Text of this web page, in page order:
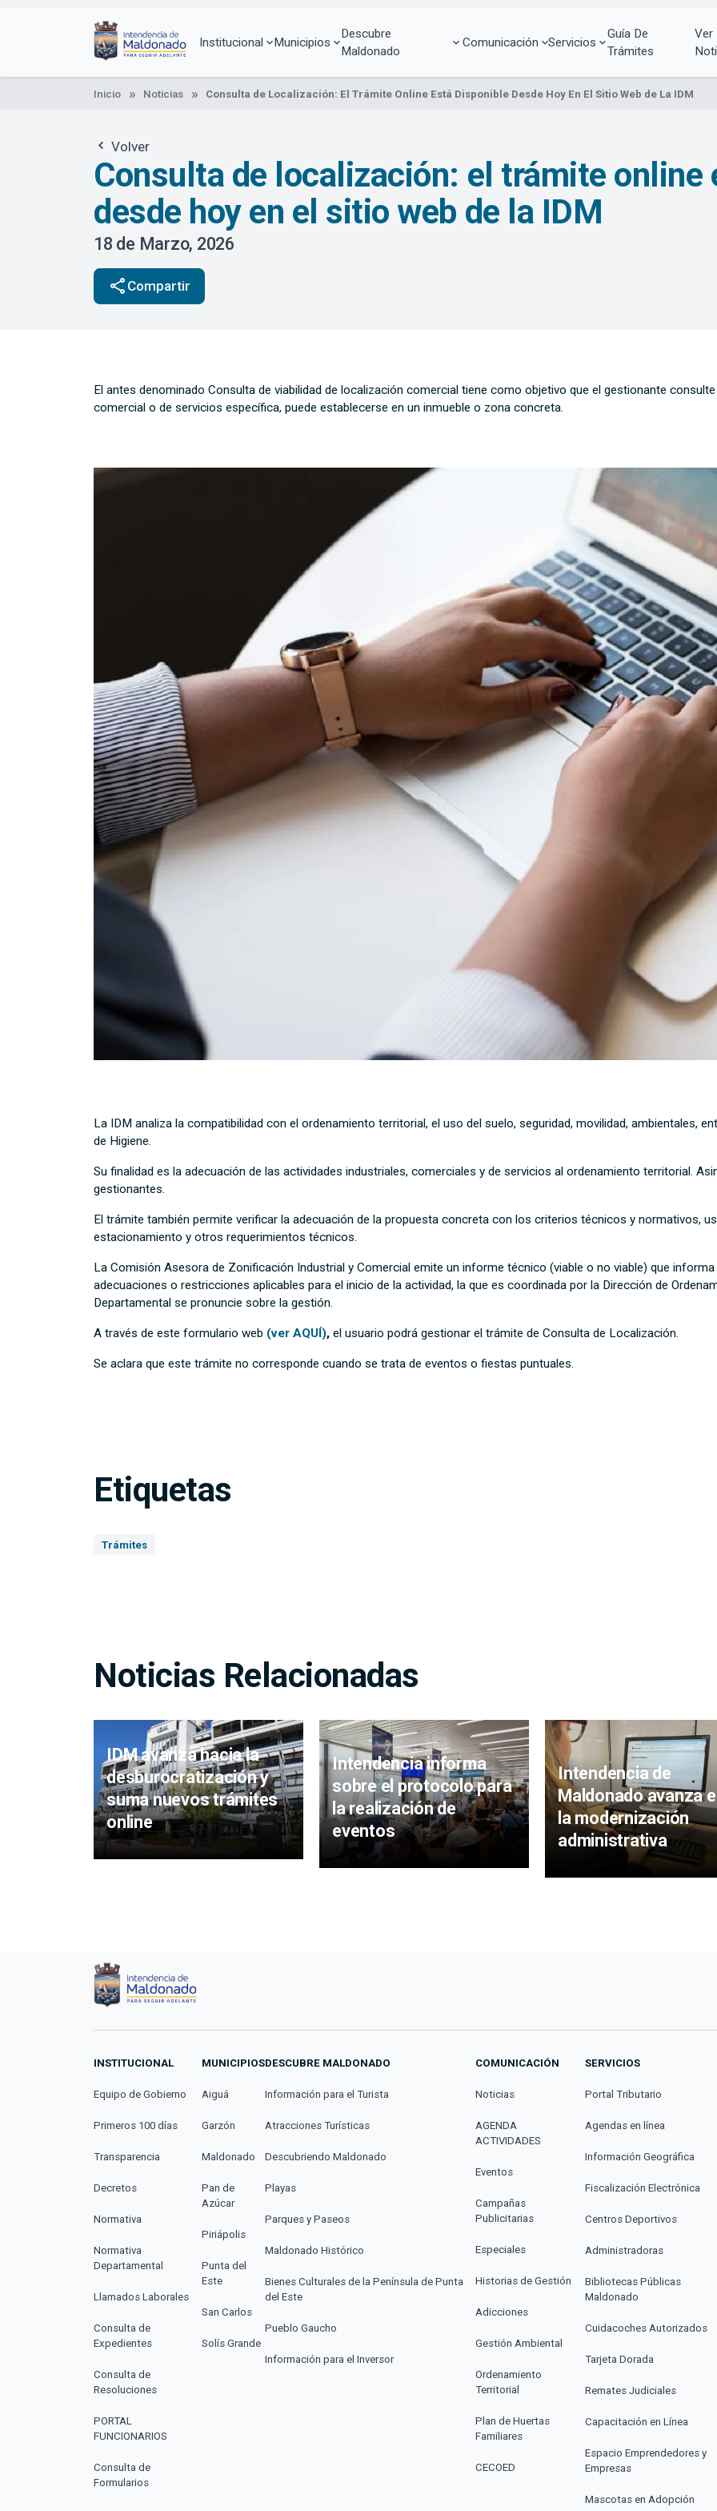
Institucional Municipios
Descubre
Maldonado
Comunicación Servicios
Guía De
Trámites
Ver
Inicio Noticias Consulta de Localización: El Trámite Online Está Disponible Desde Hoy En El Sitio Web de La IDM
Volver
Consulta de localización: el trámite online
desde hoy en el sitio web de la IDM
18 de Marzo, 2026
share Compartir
El antes denominado Consulta de viabilidad de localización comercial tiene como objetivo que el gestionante
comercial o de servicios específica, puede establecerse en un inmueble o zona concreta.
La IDM analiza la compatibilidad con el ordenamiento territorial, el uso del suelo, seguridad, movilidad, ambientales,
de Higiene.
Su finalidad es la adecuación de las actividades industriales, comerciales y de servicios al ordenamiento territorial.
gestionantes.
El trámite también permite verificar la adecuación de la propuesta concreta con los criterios técnicos y normativos,
estacionamiento y otros requerimientos técnicos.
La Comisión Asesora de Zonificación Industrial y Comercial emite un informe técnico (viable o no viable) que
adecuaciones o restricciones aplicables para el inicio de la actividad, la que es coordinada por la Dirección de
Departamental se pronuncie sobre la gestión.
A través de este formulario web (ver AQUÍ), el usuario podrá gestionar el trámite de Consulta de Localización.
Se aclara que este trámite no corresponde cuando se trata de eventos o fiestas puntuales.
Etiquetas
Trámites
Noticias Relacionadas
IDM avanza hacia la
desburocratización y
suma nuevos trámites
online
Intendencia informa
sobre el protocolo para
la realización de
eventos
Intendencia de
Maldonado avanza
la modernización
administrativa
INSTITUCIONAL
Equipo de Gobierno
Primeros 100 días
Transparencia
Decretos
Normativa
Normativa
Departamental
Llamados Laborales
Consulta de
Expedientes
Consulta de
Resoluciones
PORTAL
FUNCIONARIOS
Consulta de
Formularios
MUNICIPIOS
Aiguá
Garzón
Maldonado
Pan de
Azúcar
Piriápolis
Punta del
Este
San Carlos
Solís Grande
DESCUBRE MALDONADO
Información para el Turista
Atracciones Turísticas
Descubriendo Maldonado
Playas
Parques y Paseos
Maldonado Histórico
Bienes Culturales de la Península de Punta
del Este
Pueblo Gaucho
Información para el Inversor
COMUNICACIÓN
Noticias
AGENDA
ACTIVIDADES
Eventos
Campañas
Publicitarias
Especiales
Historias de Gestión
Adicciones
Gestión Ambiental
Ordenamiento
Territorial
Plan de Huertas
Familiares
CECOED
SERVICIOS
Portal Tributario
Agendas en línea
Información Geográfica
Fiscalización Electrónica
Centros Deportivos
Administradoras
Bibliotecas Públicas
Maldonado
Cuidacoches Autorizados
Tarjeta Dorada
Remates Judiciales
Capacitación en Línea
Espacio Emprendedores y
Empresas
Mascotas en Adopción